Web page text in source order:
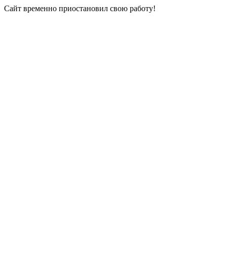
Сайт временно приостановил свою работу!